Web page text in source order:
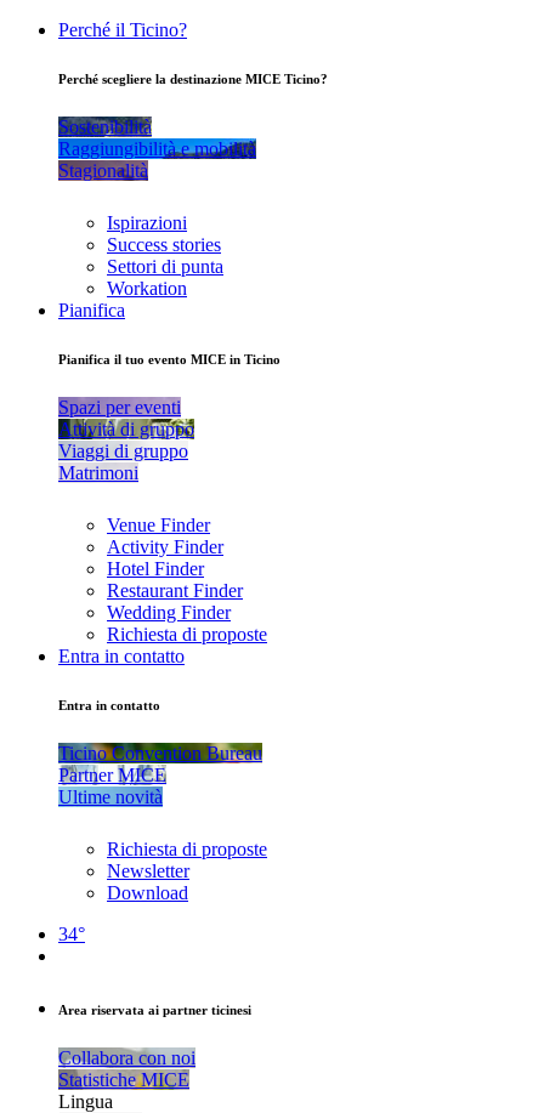
Perché il Ticino?
Perché scegliere la destinazione MICE Ticino?
Sostenibilità
Raggiungibilità e mobilità
Stagionalità
Ispirazioni
Success stories
Settori di punta
Workation
Pianifica
Pianifica il tuo evento MICE in Ticino
Spazi per eventi
Attività di gruppo
Viaggi di gruppo
Matrimoni
Venue Finder
Activity Finder
Hotel Finder
Restaurant Finder
Wedding Finder
Richiesta di proposte
Entra in contatto
Entra in contatto
Ticino Convention Bureau
Partner MICE
Ultime novità
Richiesta di proposte
Newsletter
Download
34°
Area riservata ai partner ticinesi
Collabora con noi
Statistiche MICE
Lingua